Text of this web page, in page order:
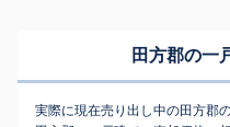
田方郡の一
実際に現在売り出し中の田方郡